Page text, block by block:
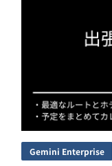
Gemini Enterprise